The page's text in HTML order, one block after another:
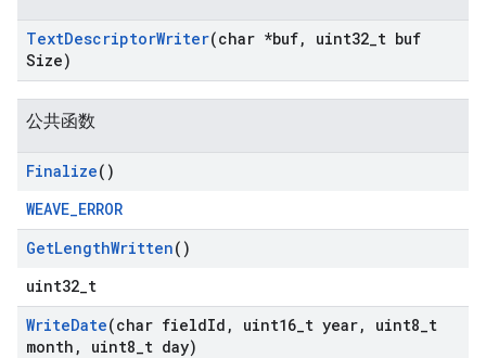
TextDescriptorWriter(char *buf, uint32 t buf
Size)
公共函数
Finalize()
WEAVE_ERROR
GetLengthWritten()
uint32_t
WriteDate(char fieldId , uint16 t year, uint8 t
month , uint8 t day)